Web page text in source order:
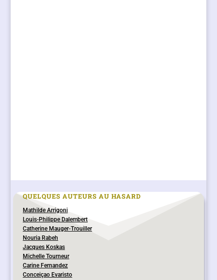
QUELQUES AUTEURS AU HASARD
Mathilde Arrigoni
Louis-Philippe Dalembert
Catherine Mauger-Trouiller
Nouria Rabeh
Jacques Koskas
Michelle Tourneur
Carine Fernandez
Conceiçao Evaristo